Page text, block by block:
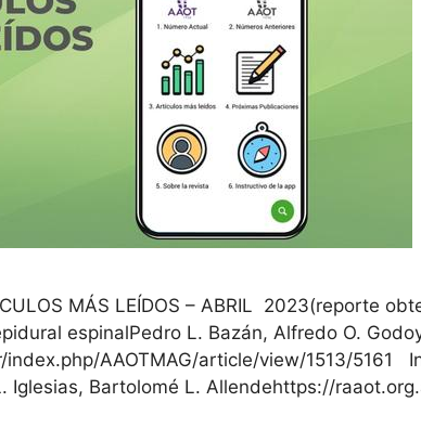
MÁS LEÍDOS – ABRIL 2023(reporte
espinalPedro L. Bazán, Alfredo O.
AAOTMAG/article/view/1513/5161
Iglesias, Bartolomé L. Allendehttps://